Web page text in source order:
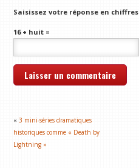
Saisissez votre réponse en chiffres
16 + huit =
«3 mini-séries dramatiques
historiques comme « Death by
Lightning »